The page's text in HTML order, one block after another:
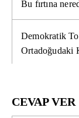
Bu fırtına
Demokratik
Ortadoğudaki
CEVAP VER